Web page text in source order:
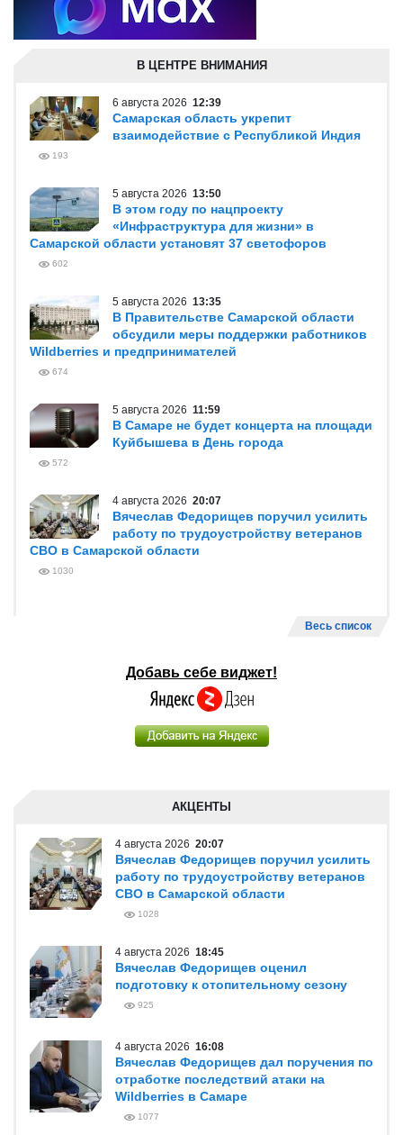
В ЦЕНТРЕ ВНИМАНИЯ
6 августа 2026 12:39
Самарская область укрепит
взаимодействие с Республикой Индия
193
5 августа 2026 13:50
В этом году по нацпроекту
«Инфраструктура для жизни» в
Самарской области установят 37 светофоров
602
5 августа 2026 13:35
В Правительстве Самарской области
обсудили меры поддержки работников
Wildberries и предпринимателей
674
5 августа 2026 11:59
В Самаре не будет концерта на площади
Куйбышева в День города
572
4 августа 2026 20:07
Вячеслав Федорищев поручил усилить
работу по трудоустройству ветеранов
СВО в Самарской области
1030
Весь список
Добавь себе виджет!
АКЦЕНТЫ
4 августа 2026 20:07
Вячеслав Федорищев поручил усилить
работу по трудоустройству ветеранов
СВО в Самарской области
1028
4 августа 2026 18:45
Вячеслав Федорищев оценил
подготовку к отопительному сезону
925
4 августа 2026 16:08
Вячеслав Федорищев дал поручения по
отработке последствий атаки на
Wildberries в Самаре
1077